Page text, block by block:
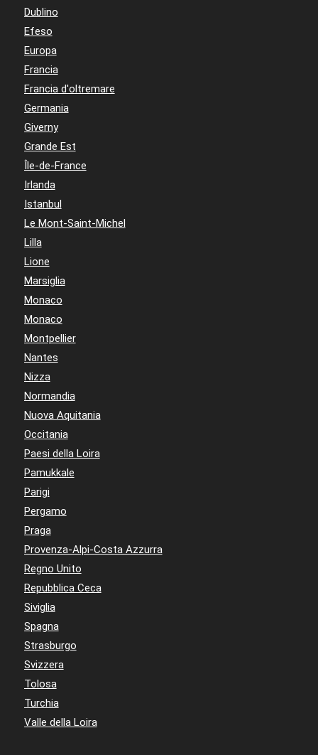
Dublino
Efeso
Europa
Francia
Francia d'oltremare
Germania
Giverny
Grande Est
Île-de-France
Irlanda
Istanbul
Le Mont-Saint-Michel
Lilla
Lione
Marsiglia
Monaco
Monaco
Montpellier
Nantes
Nizza
Normandia
Nuova Aquitania
Occitania
Paesi della Loira
Pamukkale
Parigi
Pergamo
Praga
Provenza-Alpi-Costa Azzurra
Regno Unito
Repubblica Ceca
Siviglia
Spagna
Strasburgo
Svizzera
Tolosa
Turchia
Valle della Loira